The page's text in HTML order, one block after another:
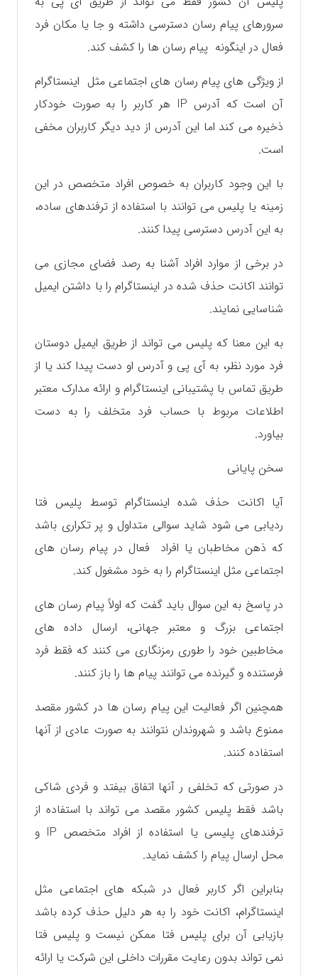
سرورهای پیام رسان دسترسی داشته و جا یا مکان فرد
فعال در اینگونه پیام رسان ها را کشف کند.
از ویژگی های پیام رسان های اجتماعی مثل اینستاگرام
آن است که آدرس IP هر کاربر را به صورت خودکار
ذخیره می کند اما این آدرس از دید دیگر کاربران مخفی
است.
با این وجود کاربران به خصوص افراد متخصص در این
زمینه یا پلیس می توانند با استفاده از ترفندهای ساده،
به این آدرس دسترسی پیدا کنند.
در برخی از موارد افراد آشنا به رصد فضای مجازی می
توانند اکانت حذف شده در اینستاگرام را با داشتن ایمیل
شناسایی نمایند.
به این معنا که پلیس می تواند از طریق ایمیل دوستان
فرد مورد نظر، به آی پی و آدرس او دست پیدا کند یا از
طریق تماس با پشتیبانی اینستاگرام و ارائه مدارک معتبر
اطلاعات مربوط با حساب فرد متخلف را به دست
بیاورد.
سخن پایانی
آیا اکانت حذف شده اینستاگرام توسط پلیس فتا
ردیابی می شود شاید سوالی متداول و پر تکراری باشد
که ذهن مخاطبان یا افراد فعال در پیام رسان های
اجتماعی مثل اینستاگرام را به خود مشغول کند.
در پاسخ به این سوال باید گفت که اولاً پیام رسان های
اجتماعی بزرگ و معتبر جهانی، ارسال داده های
مخاطبین خود را طوری رمزنگاری می کنند که فقط فرد
فرستنده و گیرنده می توانند پیام ها را باز کنند.
همچنین اگر فعالیت این پیام رسان ها در کشور مقصد
ممنوع باشد و شهروندان نتوانند به صورت عادی از آنها
استفاده کنند.
در صورتی که تخلفی ر آنها اتفاق بیفتد و فردی شاکی
باشد فقط پلیس کشور مقصد می تواند با استفاده از
ترفندهای پلیسی یا استفاده از افراد متخصص IP و
محل ارسال پیام را کشف نماید.
بنابراین اگر کاربر فعال در شبکه‌ های اجتماعی مثل
اینستاگرام، اکانت خود را به هر دلیل حذف کرده باشد
بازیابی آن برای پلیس فتا ممکن نیست و پلیس فتا
نمی تواند بدون رعایت مقررات داخلی این شرکت یا ارائه